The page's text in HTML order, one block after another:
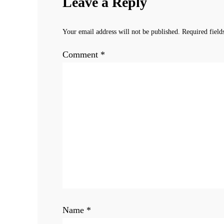
Your email address will not be published. Required
Comment *
Name *